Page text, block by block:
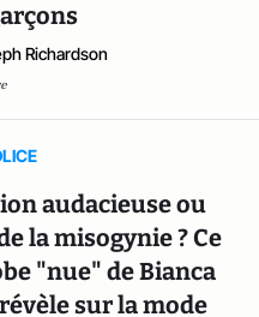
Richardson
audacieuse ou
la misogynie ? Ce
"nue" de Bianca
sur la mode